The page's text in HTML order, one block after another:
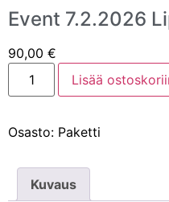
Event 7.2.2026
90,00 €
Lisää
Osasto: Paketti
Kuvaus